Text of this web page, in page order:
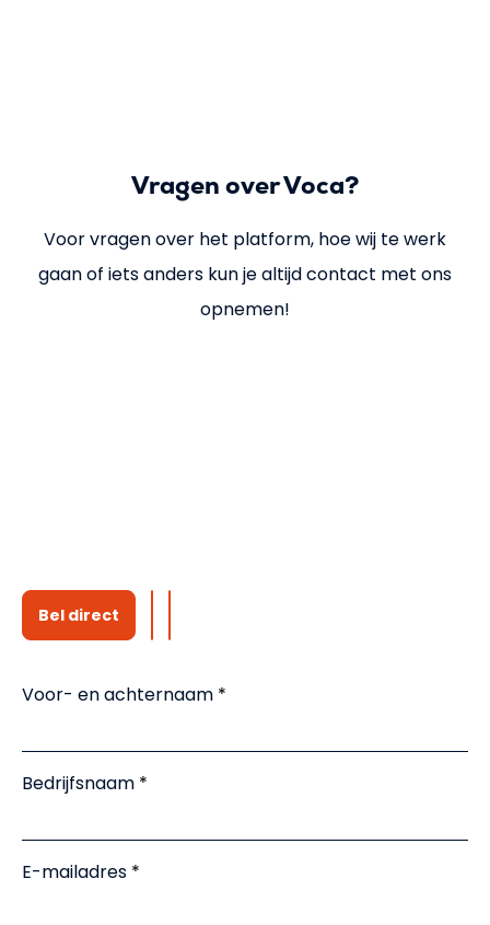
Vragen over Voca?
Voor vragen over het platform, hoe wij te werk
gaan of iets anders kun je altijd contact met ons
opnemen!
Bel direct
Voor- en achternaam
Bedrijfsnaam
E-mailadres